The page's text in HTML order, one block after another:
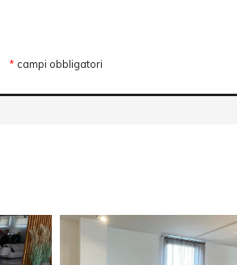
* campi obbligatori